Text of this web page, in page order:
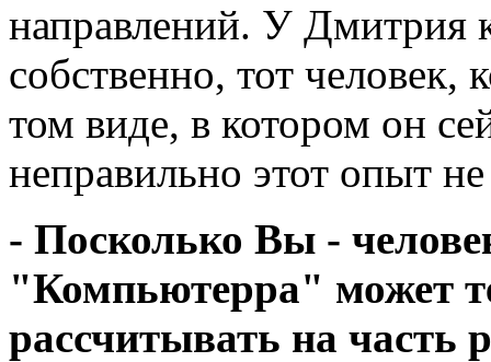
направлений. У Дмитрия
собственно, тот человек,
том виде, в котором он
неправильно этот опыт не
- Посколько Вы -
"Компьютерра" может
рассчитывать на часть